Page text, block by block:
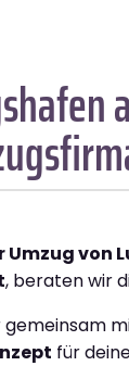
Umzug von
, beraten wir
für